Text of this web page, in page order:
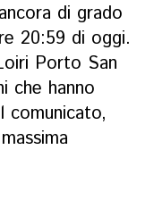
di grado
20:59 di oggi.
Porto San
che hanno
comunicato,